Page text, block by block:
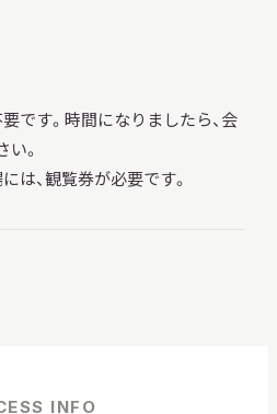
です。時間になりましたら、会
。
は、観覧券が必要です。
INFO